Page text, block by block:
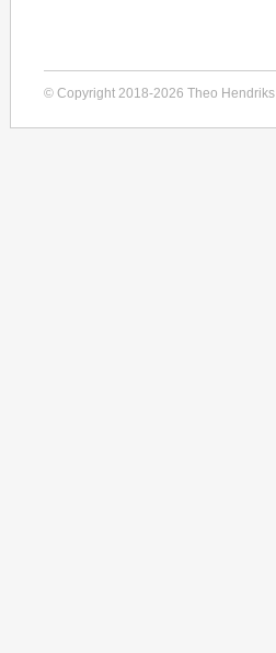
© Copyright 2018-2026 Theo Hendriks